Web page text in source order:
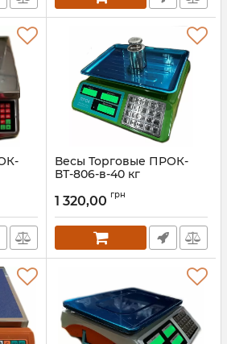
Весы Торговые ПРОК-
ВТ-806-в-40 кг
1 320,00 грн